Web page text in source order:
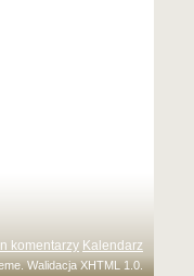
komentarzy Kalendarz
. WalidacjaXHTML 1.0.